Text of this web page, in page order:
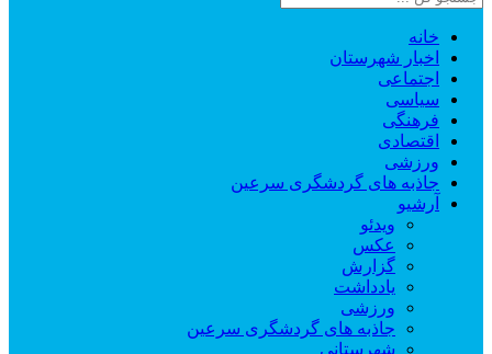
خانه
اخبار شهرستان
اجتماعی
سیاسی
فرهنگی
اقتصادی
ورزشی
جاذبه های گردشگری سرعین
آرشیو
ویدئو
عکس
گزارش
یادداشت
ورزشی
جاذبه های گردشگری سرعین
شهرستانی